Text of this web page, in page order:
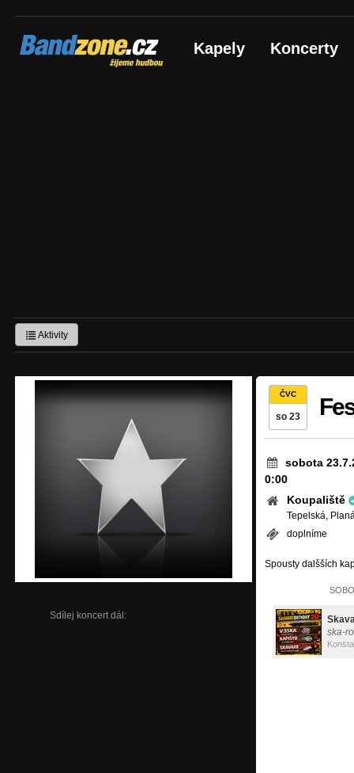
Bandzone.cz
žijeme hudbou Kapely Koncerty
Aktivity
Sdílej koncert dál:
ČVC
so 23
sobota
0:00
Koupaliště
Tepelská,
doplníme
Spousty dalšších
ska-